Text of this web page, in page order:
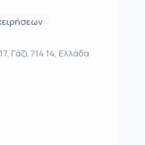
Γάζι 714 14, Ελλάδα